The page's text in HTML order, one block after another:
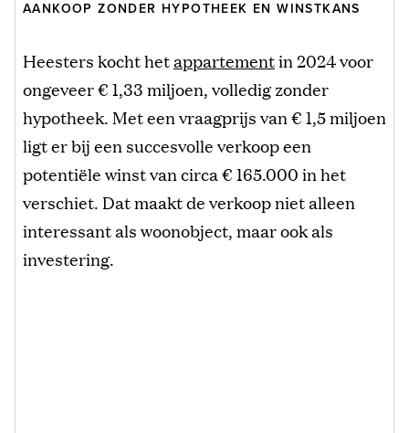
AANKOOP ZONDER HYPOTHEEK EN WINSTKANS
Heesters kocht hetappartementin 2024 voor
ongeveer € 1,33 miljoen, volledig zonder
hypotheek. Met een vraagprijs van € 1,5 miljoen
ligt er bij een succesvolle verkoop een
potentiële winst van circa € 165.000 in het
verschiet. Dat maakt de verkoop niet alleen
interessant als woonobject, maar ook als
investering.